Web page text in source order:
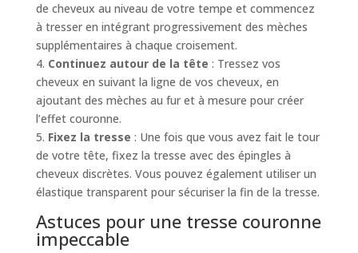
de cheveux au niveau de votre tempe et commencez
à tresser en intégrant progressivement des mèches
supplémentaires à chaque croisement.
4. Continuez autour de la tête : Tressez vos
cheveux en suivant la ligne de vos cheveux, en
ajoutant des mèches au fur et à mesure pour créer
l’effet couronne.
5. Fixez la tresse : Une fois que vous avez fait le tour
de votre tête, fixez la tresse avec des épingles à
cheveux discrètes. Vous pouvez également utiliser un
élastique transparent pour sécuriser la fin de la tresse.
Astuces pour une tresse couronne
impeccable